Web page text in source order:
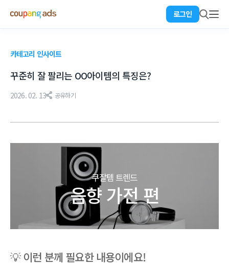
로그인
카테고리 인사이트
꾸준히 잘 팔리는 OO아이템의 특징은?
2026. 02. 13 공유하기
쿠잘템 트렌드
음향 가전 편
💡 이런 분께 필요한 내용이에요!